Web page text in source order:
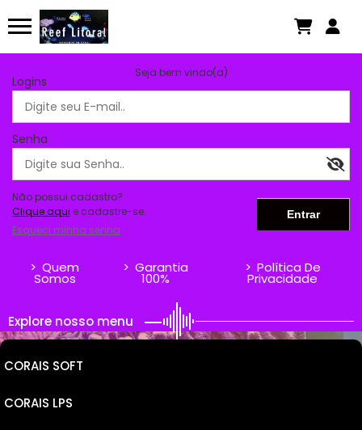
Seja bem vindo(a)
Logins
Senha
Não possui cadastro?
Clique aqui e cadastre-se.
Esqueci minha senha
> Quem
Somos
> Garantia
100%
> Política De
Privacidade
Explore nosso menu
CORAIS SOFT
LEATHERS
CORAIS LPS